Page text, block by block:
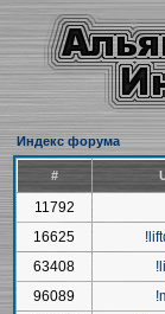
Индекс форума
#
11792
16625
63408
96089